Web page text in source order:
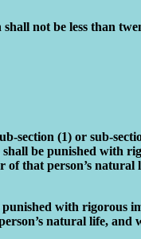
not be less than
section (1) or sub-
shall be punished with
of that person’s natural
with rigorous
natural life, and